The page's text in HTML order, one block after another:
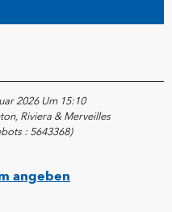
2026 Um 15:10
Riviera & Merveilles
: 5643368)
angeben